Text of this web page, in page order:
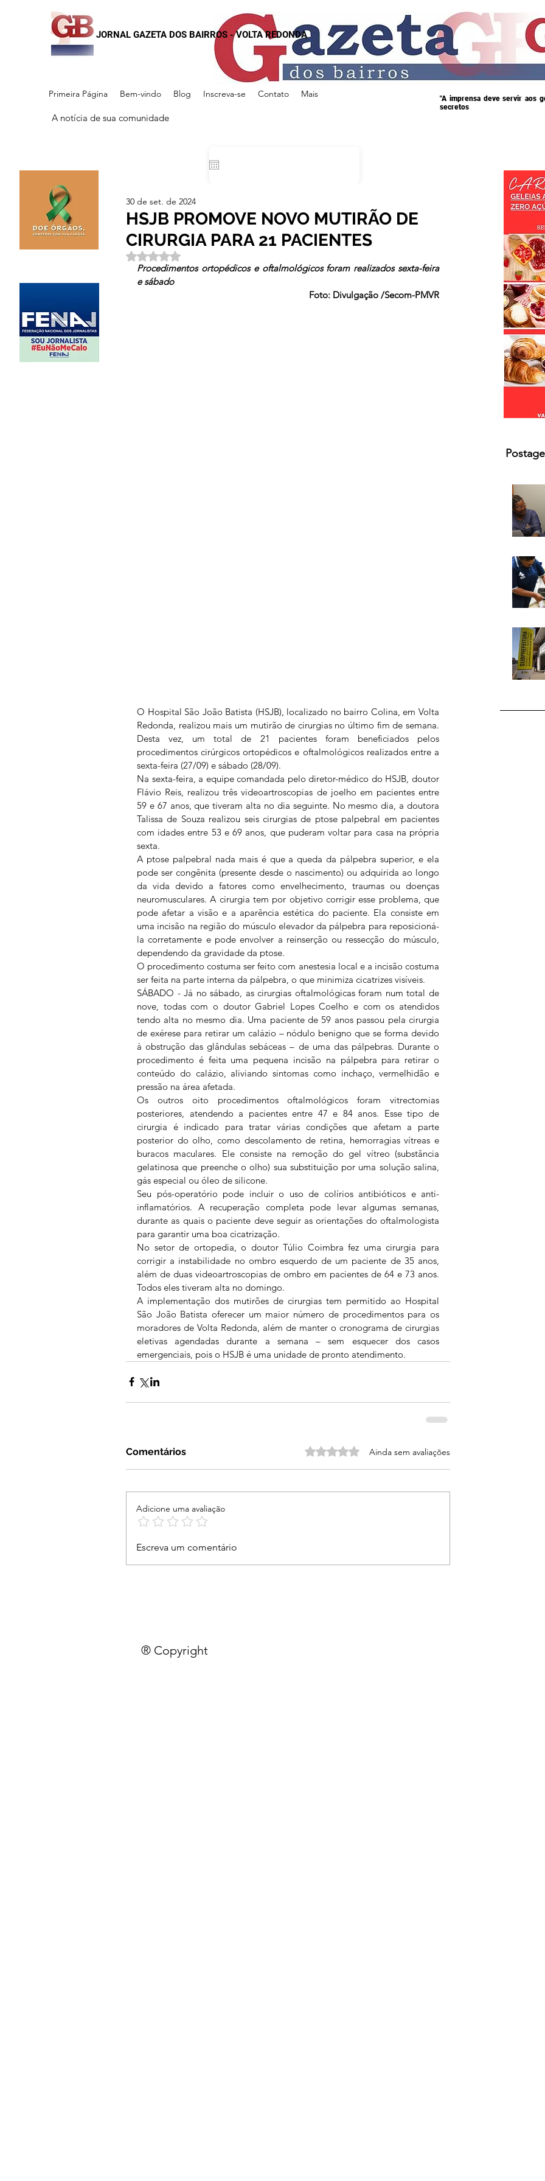
JORNAL GAZETA DOS BAIRROS - VOLTA REDONDA
Primeira Página Bem-vindo Blog Inscreva-se Contato Mais
A notícia de sua comunidade
"A imprensa deve servir aos
secretos
HSJB PROMOVE NOVO MUTIRÃO DE
CIRURGIA PARA 21 PACIENTES
30 de set. de 2024
Avaliado com NaN de 5 estrelas.
Procedimentos ortopédicos e oftalmológicos foram realizados sexta-feira
e sábado
Foto: Divulgação /Secom-PMVR
O Hospital São João Batista (HSJB), localizado no bairro Colina, em Volta
Redonda, realizou mais um mutirão de cirurgias no último fim de semana.
Desta vez, um total de 21 pacientes foram beneficiados pelos
procedimentos cirúrgicos ortopédicos e oftalmológicos realizados entre a
sexta-feira (27/09) e sábado (28/09).
Na sexta-feira, a equipe comandada pelo diretor-médico do HSJB, doutor
Flávio Reis, realizou três videoartroscopias de joelho em pacientes entre
59 e 67 anos, que tiveram alta no dia seguinte. No mesmo dia, a doutora
Talissa de Souza realizou seis cirurgias de ptose palpebral em pacientes
com idades entre 53 e 69 anos, que puderam voltar para casa na própria
sexta.
A ptose palpebral nada mais é que a queda da pálpebra superior, e ela
pode ser congênita (presente desde o nascimento) ou adquirida ao longo
da vida devido a fatores como envelhecimento, traumas ou doenças
neuromusculares. A cirurgia tem por objetivo corrigir esse problema, que
pode afetar a visão e a aparência estética do paciente. Ela consiste em
uma incisão na região do músculo elevador da pálpebra para reposicioná-
la corretamente e pode envolver a reinserção ou ressecção do músculo,
dependendo da gravidade da ptose.
O procedimento costuma ser feito com anestesia local e a incisão costuma
ser feita na parte interna da pálpebra, o que minimiza cicatrizes visíveis.
SÁBADO - Já no sábado, as cirurgias oftalmológicas foram num total de
nove, todas com o doutor Gabriel Lopes Coelho e com os atendidos
tendo alta no mesmo dia. Uma paciente de 59 anos passou pela cirurgia
de exérese para retirar um calázio – nódulo benigno que se forma devido
à obstrução das glândulas sebáceas – de uma das pálpebras. Durante o
procedimento é feita uma pequena incisão na pálpebra para retirar o
conteúdo do calázio, aliviando sintomas como inchaço, vermelhidão e
pressão na área afetada.
Os outros oito procedimentos oftalmológicos foram vitrectomias
posteriores, atendendo a pacientes entre 47 e 84 anos. Esse tipo de
cirurgia é indicado para tratar várias condições que afetam a parte
posterior do olho, como descolamento de retina, hemorragias vítreas e
buracos maculares. Ele consiste na remoção do gel vítreo (substância
gelatinosa que preenche o olho) sua substituição por uma solução salina,
gás especial ou óleo de silicone.
Seu pós-operatório pode incluir o uso de colírios antibióticos e anti-
inflamatórios. A recuperação completa pode levar algumas semanas,
durante as quais o paciente deve seguir as orientações do oftalmologista
para garantir uma boa cicatrização.
No setor de ortopedia, o doutor Túlio Coimbra fez uma cirurgia para
corrigir a instabilidade no ombro esquerdo de um paciente de 35 anos,
além de duas videoartroscopias de ombro em pacientes de 64 e 73 anos.
Todos eles tiveram alta no domingo.
A implementação dos mutirões de cirurgias tem permitido ao Hospital
São João Batista oferecer um maior número de procedimentos para os
moradores de Volta Redonda, além de manter o cronograma de cirurgias
eletivas agendadas durante a semana – sem esquecer dos casos
emergenciais, pois o HSJB é uma unidade de pronto atendimento.
Comentários Avaliado com 0 de 5 estrelas.
Ainda sem avaliações
Adicione uma avaliação
Escreva um comentário
® Copyright